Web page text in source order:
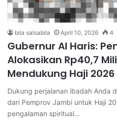
bila salsabila April 10, 2026 4
Gubernur Al Haris:
Alokasikan Rp40,7
Mendukung Haji 2026
Dukung perjalanan ibadah Anda
dari Pemprov Jambi untuk Haji
pengalaman spiritual…